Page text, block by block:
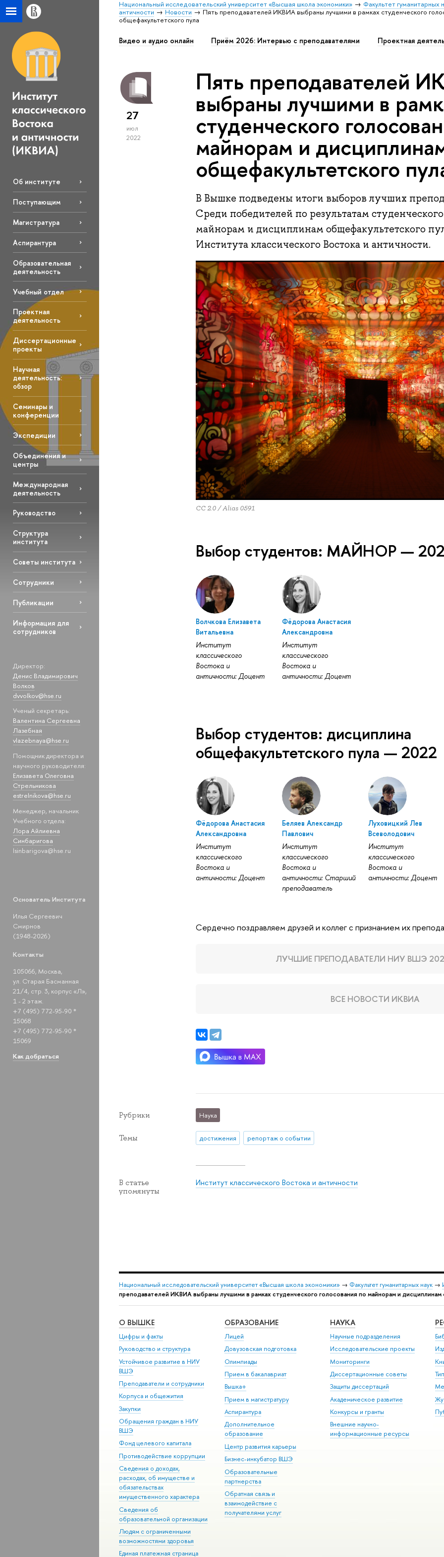
Национальный исследовательский университет «Высшая школа экономики»
Факультет гуманитарных
античности
Новости
Пять преподавателей ИКВИА выбраны лучшими в рамках студенческого
общефакультетского пула
Об институте
Поступающим
Магистратура
Аспирантура
Образовательная
деятельность
Учебный отдел
Проектная
деятельность
Диссертационные
проекты
Научная
деятельность:
обзор
Семинары и
конференции
Экспедиции
Объединения и
центры
Международная
деятельность
Руководство
Структура
института
Советы института
Сотрудники
Публикации
Информация для
сотрудников
Директор:
Денис Владимирович
Волков
dvvolkov@hse.ru
Ученый секретарь:
Валентина Сергеевна
Лазебная
vlazebnaya@hse.ru
Помощник директора и
научного руководителя:
Елизавета Олеговна
Стрельникова
estrelnikova@hse.ru
Менеджер, начальник
Учебного отдела:
Лора Айлиевна
Синбаригова
lsinbarigova@hse.ru
Основатель Института
Илья Сергеевич
Смирнов
(1948-2026)
Контакты
105066, Москва,
ул. Старая Басманная
21/4, стр. 3, корпус «Л»,
1 - 2 этаж.
+7 (495) 772-95-90 *
15068
+7 (495) 772-95-90 *
15069
Как добраться
Видео и аудио онлайн Приём 2026: Интервью с преподавателями Проектная
27
июл
2022
Пять преподавателей
выбраны лучшими в
студенческого
майнорам и
общефакультетского
В Вышке подведены итоги выборов лучших
Среди победителей по результатам
майнорам и дисциплинам общефакультетского
Института классического Востока и античности.
CC 2.0 / Alias 0591
Выбор студентов: МАЙНОР —
Волчкова Елизавета
Витальевна
Институт
классического
Востока и
античности: Доцент
Фёдорова Анастасия
Александровна
Институт
классического
Востока и
античности: Доцент
Выбор студентов: дисциплина
общефакультетского пула — 2022
Фёдорова Анастасия
Александровна
Институт
классического
Востока и
античности: Доцент
Беляев Александр
Павлович
Институт
классического
Востока и
античности: Старший
преподаватель
Луховицкий Лев
Всеволодович
Институт
классического
Востока и
античности: Доцент
Сердечно поздравляем друзей и коллег с признанием их
ЛУЧШИЕ ПРЕПОДАВАТЕЛИ НИУ ВШЭ
ВСЕ НОВОСТИ ИКВИА
Рубрики Наука
Темы достижения репортаж о событии
В статье
упомянуты
Институт классического Востока и античности
Национальный исследовательский университет «Высшая школа экономики» → Факультет гуманитарных наук →
преподавателей ИКВИА выбраны лучшими в рамках студенческого голосования по майнорам и
О ВЫШКЕ
Цифры и факты
Руководство и структура
Устойчивое развитие в НИУ
ВШЭ
Преподаватели и сотрудники
Корпуса и общежития
Закупки
Обращения граждан в НИУ
ВШЭ
Фонд целевого капитала
Противодействие коррупции
Сведения о доходах,
расходах, об имуществе и
обязательствах
имущественного характера
Сведения об
образовательной организации
Людям с ограниченными
возможностями здоровья
Единая платежная страница
ОБРАЗОВАНИЕ
Лицей
Довузовская подготовка
Олимпиады
Прием в бакалавриат
Вышка+
Прием в магистратуру
Аспирантура
Дополнительное
образование
Центр развития карьеры
Бизнес-инкубатор ВШЭ
Образовательные
партнерства
Обратная связь и
взаимодействие с
получателями услуг
НАУКА
Научные подразделения
Исследовательские проекты
Мониторинги
Диссертационные советы
Защиты диссертаций
Академическое развитие
Конкурсы и гранты
Внешние научно-
информационные ресурсы